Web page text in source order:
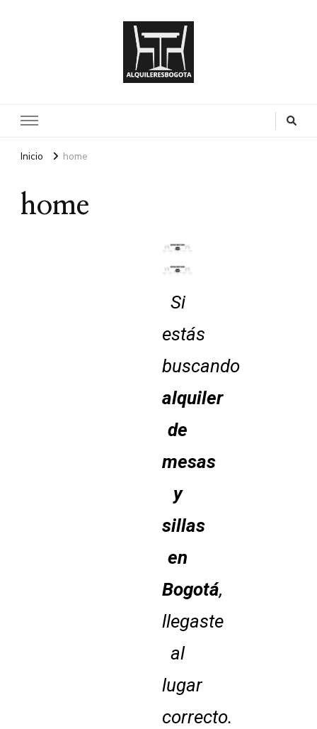
Inicio home
home
Si
estás
buscando
alquiler
de
mesas
y
sillas
en
Bogotá,
llegaste
al
lugar
correcto.